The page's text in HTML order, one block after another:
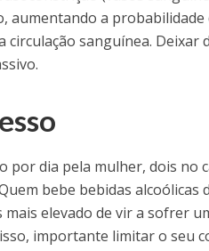
aumentando a
sanguínea. Deixar
por dia pela mulher, dois no
bebe bebidas alcoólicas
elevado de vir a sofrer
importante limitar o seu